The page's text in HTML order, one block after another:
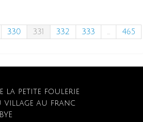
330 331 332 333 ...
465
la petite foulerie
village au franc